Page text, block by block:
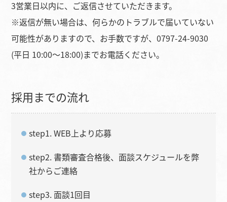
3営業日以内に、ご返信させていただきます。
※返信が無い場合は、何らかのトラブルで届いていない
可能性がありますので、お手数ですが、0797-24-9030
(平日 10:00～18:00)までお電話ください。
採用までの流れ
step1. WEB上より応募
step2. 書類審査合格後、面談スケジュールを弊
社からご連絡
step3. 面談1回目